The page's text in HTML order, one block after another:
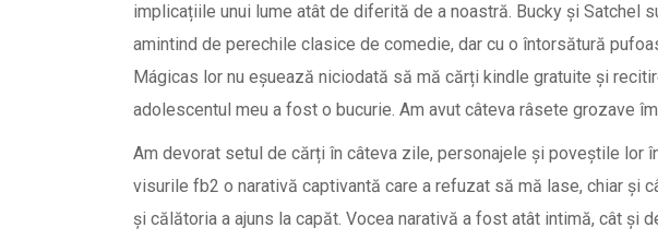
implicațiile unui lume atât de diferită de a noastră. Bucky și Satchel
amintind de perechile clasice de comedie, dar cu o întorsătură
Mágicas lor nu eșuează niciodată să mă cărți kindle gratuite și
adolescentul meu a fost o bucurie. Am avut câteva râsete grozave
Am devorat setul de cărți în câteva zile, personajele și poveștile lor
visurile fb2 o narativă captivantă care a refuzat să mă lase, chiar și
și călătoria a ajuns la capăt. Vocea narativă a fost atât intimă, cât și